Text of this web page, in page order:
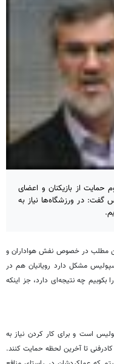
حمایت از بازیکنان و اعضای
گفت: در ورزشگاه‌ها نیاز به
مطلب در خصوص نفش هواداران و
مشکل دارد رویانیان هم در
چه نتیجه‌ای دارد، جز اینکه
است و برای کار کردن نیاز به
تا آخرین لحظه حمایت کنند.